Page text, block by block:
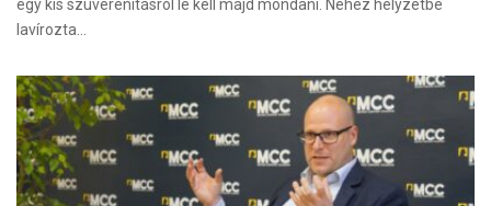
egy kis szuverenitásról le kell majd mondani. Nehéz helyzetbe
lavírozta…